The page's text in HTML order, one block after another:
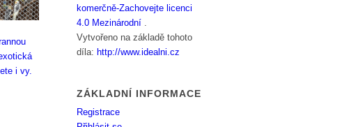
i vy.
komerčně-Zachovejte licenci
4.0 Mezinárodní .
Vytvořeno na základě tohoto
díla: http://www.idealni.cz
ZÁKLADNÍ INFORMACE
Registrace